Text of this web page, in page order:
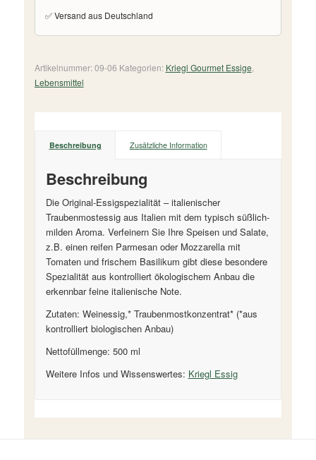
✅ Versand aus Deutschland
Artikelnummer:09-06 Kategorien: Kriegl Gourmet Essige
Lebensmittel
Beschreibung Zusätzliche Information
Beschreibung
Die Original-Essigspezialität – italienischer
Traubenmostessig aus Italien mit dem typisch süßlich-
milden Aroma. Verfeinern Sie Ihre Speisen und Salate,
z.B. einen reifen Parmesan oder Mozzarella mit
Tomaten und frischem Basilikum gibt diese besondere
Spezialität aus kontrolliert ökologischem Anbau die
erkennbar feine italienische Note.
Zutaten: Weinessig,* Traubenmostkonzentrat* (*aus
kontrolliert biologischen Anbau)
Nettofüllmenge: 500 ml
Weitere Infos und Wissenswertes: Kriegl Essig